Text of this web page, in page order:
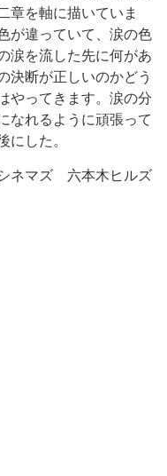
章を軸に描いていま
が違っていて、涙の色
涙を流した先に何があ
決断が正しいのかどう
やってきます。涙の分
なれるように頑張って
にした。
ネマズ 六本木ヒルズ